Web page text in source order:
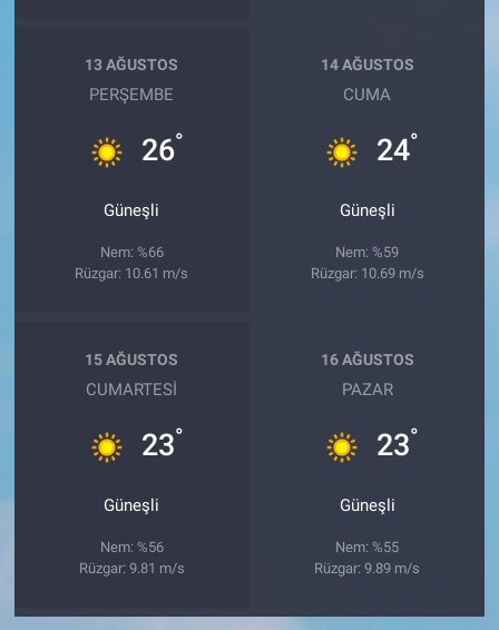
13 AĞUSTOS
PERŞEMBE
26°
Güneşli
Nem: %66
Rüzgar: 10.61 m/s
14 AĞUSTOS
CUMA
24°
Güneşli
Nem: %59
Rüzgar: 10.69 m/s
15 AĞUSTOS
CUMARTESI
23°
Güneşli
Nem: %56
Rüzgar: 9.81 m/s
16 AĞUSTOS
PAZAR
23°
Güneşli
Nem: %55
Rüzgar: 9.89 m/s